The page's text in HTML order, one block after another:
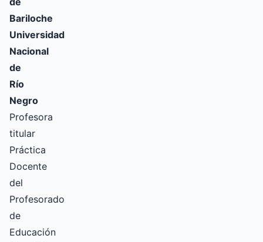
Bariloche
Universidad
Nacional
de
Río
Negro
Profesora
titular
Práctica
Docente
del
Profesorado
de
Educación